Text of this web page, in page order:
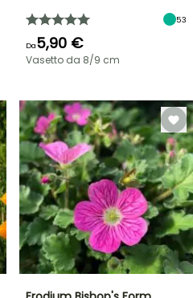
53
Da5,90 €
Vasetto da 8/9 cm